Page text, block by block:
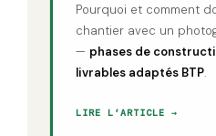
Pourquoi et comment
chantier avec un
— phases de
livrables adaptés BTP.
LIRE L’ARTICLE →